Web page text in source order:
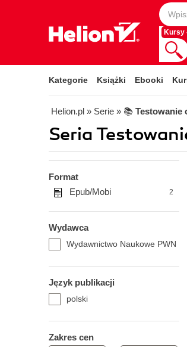
Kursy
Kategorie Książki Ebooki
Helion.pl » Serie » 📚 Testowanie
Seria
Format
Epub/Mobi
2
Wydawca
Wydawnictwo Naukowe PWN
Język publikacji
polski
Zakres cen